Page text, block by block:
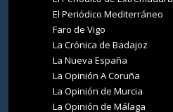
El Periódico Mediterráneo
Faro de Vigo
La Crónica de Badajoz
La Nueva España
La Opinión A Coruña
La Opinión de Murcia
La Opinión de Málaga